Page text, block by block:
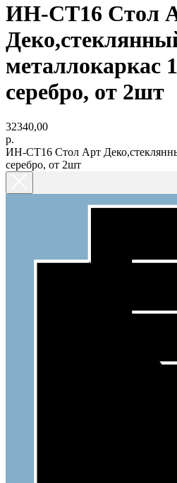
ИН-СТ16 Стол
металлокаркас
серебро, от 2шт
32340,00
р.
ИН-СТ16 Стол Арт
серебро, от 2шт